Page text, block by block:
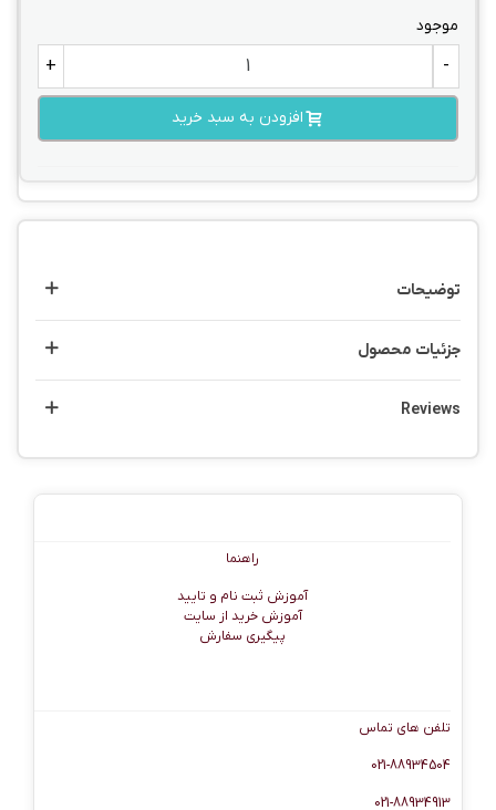
موجود
-
+
افزودن به سبد خرید
توضیحات
جزئیات محصول
Reviews
راهنما
آموزش ثبت نام و تایید
آموزش خرید از سایت
پیگیری سفارش
تلفن های تماس
021-88934504
021-88934913